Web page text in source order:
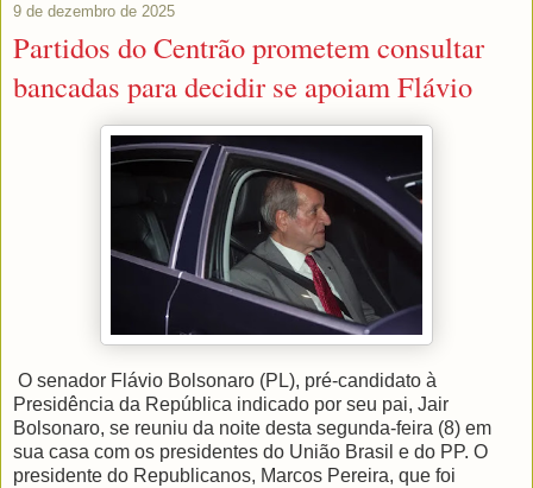
9 de dezembro de 2025
Partidos do Centrão prometem consultar
bancadas para decidir se apoiam Flávio
O senador Flávio Bolsonaro (PL), pré-candidato à
Presidência da República indicado por seu pai, Jair
Bolsonaro, se reuniu da noite desta segunda-feira (8) em
sua casa com os presidentes do União Brasil e do PP. O
presidente do Republicanos, Marcos Pereira, que foi